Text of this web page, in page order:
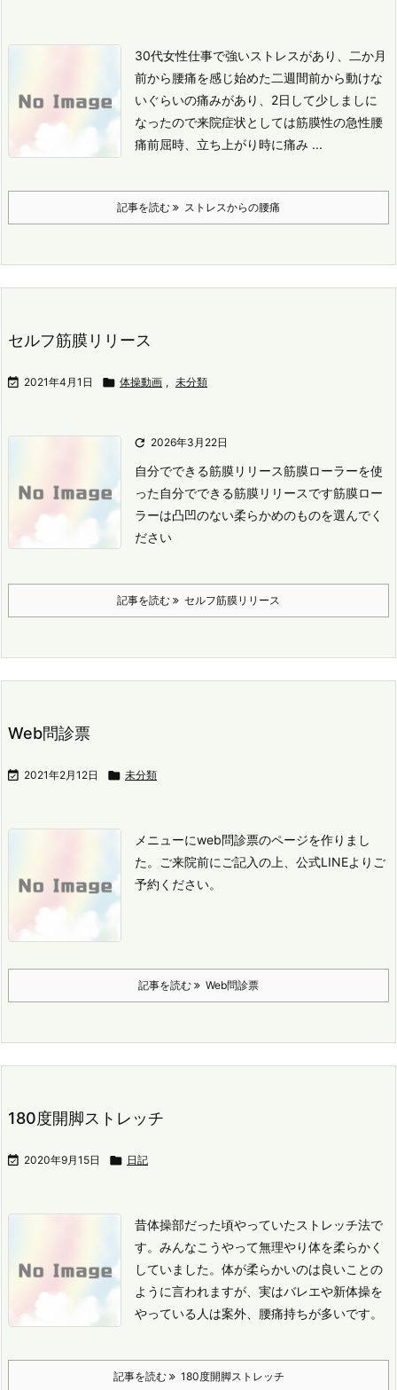
30代女性仕事で強いストレスがあり、二か月
前から腰痛を感じ始めた二週間前から動けな
いぐらいの痛みがあり、2日して少しましに
なったので来院症状としては筋膜性の急性腰
痛前屈時、立ち上がり時に痛み ...
記事を読む ストレスからの腰痛
セルフ筋膜リリース
 2021年4月1日  体操動画 , 未分類
 2026年3月22日
自分でできる筋膜リリース筋膜ローラーを使
った自分でできる筋膜リリースです筋膜ロー
ラーは凸凹のない柔らかめのものを選んでく
ださい
記事を読む セルフ筋膜リリース
Web問診票
 2021年2月12日  未分類
メニューにweb問診票のページを作りまし
た。 ご来院前にご記入の上、公式LINEよりご
予約ください。
記事を読む Web問診票
180度開脚ストレッチ
 2020年9月15日  日記
昔体操部だった頃やっていたストレッチ法で
す。 みんなこうやって無理やり体を柔らかく
していました。 体が柔らかいのは良いことの
ように言われますが、実はバレエや新体操を
やっている人は案外、腰痛持ちが多いです。
記事を読む 180度開脚ストレッチ